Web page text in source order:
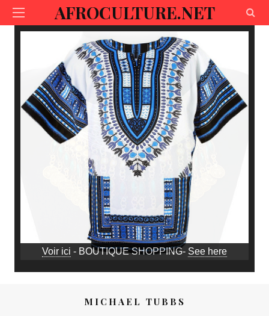
AFROCULTURE.NET
Voir ici - BOUTIQUE SHOPPING- See here
MICHAEL TUBBS